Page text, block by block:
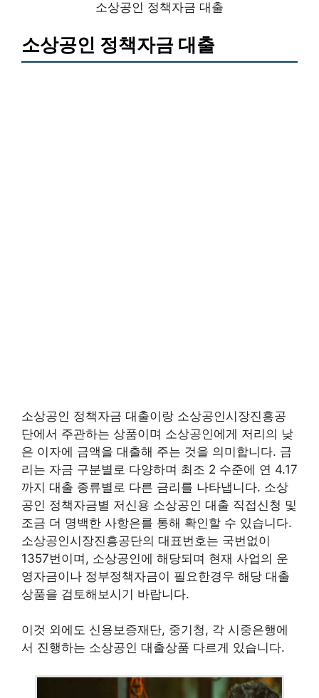
소상공인 정책자금 대출
소상공인 정책자금 대출
소상공인 정책자금 대출이랑 소상공인시장진흥공
단에서 주관하는 상품이며 소상공인에게 저리의 낮
은 이자에 금액을 대출해 주는 것을 의미합니다. 금
리는 자금 구분별로 다양하며 최조 2 수준에 연 4.17
까지 대출 종류별로 다른 금리를 나타냅니다. 소상
공인 정책자금별 저신용 소상공인 대출 직접신청 및
조금 더 명백한 사항은를 통해 확인할 수 있습니다.
소상공인시장진흥공단의 대표번호는 국번없이
1357번이며, 소상공인에 해당되며 현재 사업의 운
영자금이나 정부정책자금이 필요한경우 해당 대출
상품을 검토해보시기 바랍니다.
이것 외에도 신용보증재단, 중기청, 각 시중은행에
서 진행하는 소상공인 대출상품 다르게 있습니다.